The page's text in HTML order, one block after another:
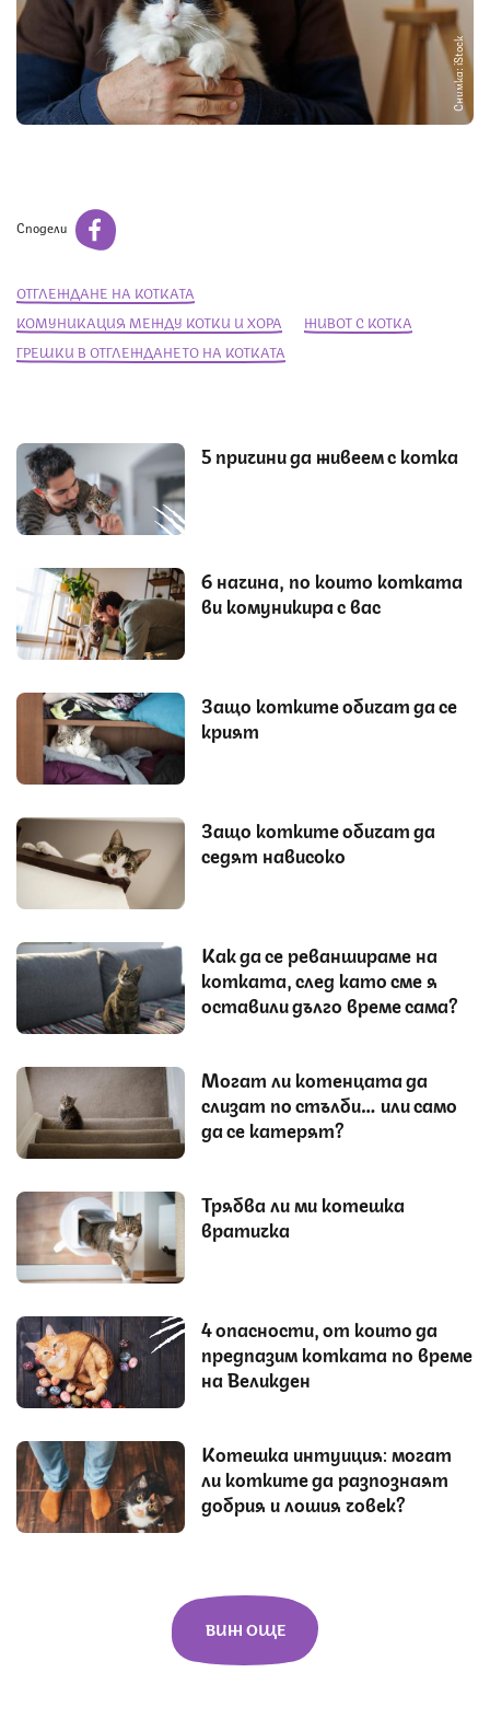
Снимка: iStock
Сподели
ОТГЛЕЖДАНЕ НА КОТКАТА
КОМУНИКАЦИЯ МЕЖДУ КОТКИ И ХОРА
ЖИВОТ С КОТКА
ГРЕШКИ В ОТГЛЕЖДАНЕТО НА КОТКАТА
5 причини да живеем с котка
6 начина, по които котката
ви комуникира с вас
Защо котките обичат да се
крият
Защо котките обичат да
седят нависоко
Как да се реваншираме на
котката, след като сме я
оставили дълго време сама?
Могат ли котенцата да
слизат по стълби… или само
да се катерят?
Трябва ли ми котешка
вратичка
4 опасности, от които да
предпазим котката по време
на Великден
Котешка интуиция: могат
ли котките да разпознаят
добрия и лошия човек?
ВИЖ ОЩЕ